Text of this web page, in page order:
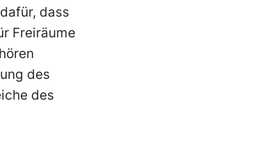
dass
Freiräume
des
des